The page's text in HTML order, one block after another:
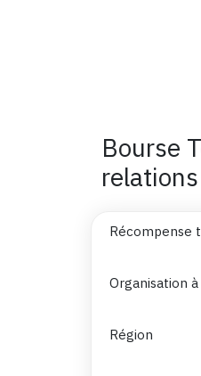
Bourse
Récompense
Organisation
Région